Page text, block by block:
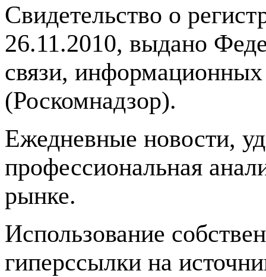
Свидетельство о
26.11.2010, выдано
связи,
(Роскомнадзор).
Ежедневные новости,
профессиональная
рынке.
Использование
гиперссылки на